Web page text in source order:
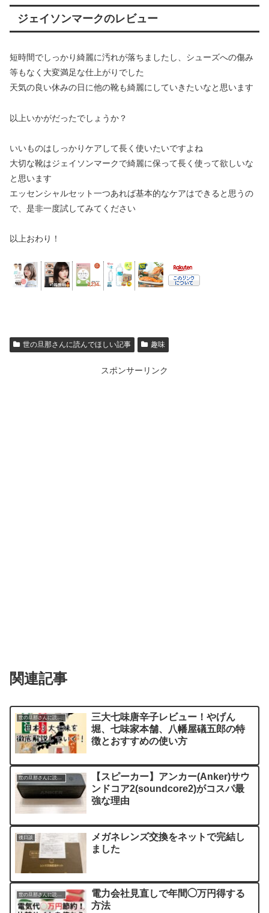
ジェイソンマークのレビュー
短時間でしっかり綺麗に汚れが落ちましたし、シューズへの傷み
等もなく大変満足な仕上がりでした
天気の良い休みの日に他の靴も綺麗にしていきたいなと思います
以上いかがだったでしょうか？
いいものはしっかりケアして長く使いたいですよね
大切な靴はジェイソンマークで綺麗に保って長く使って欲しいな
と思います
エッセンシャルセット一つあれば基本的なケアはできると思うの
で、是非一度試してみてください
以上おわり！
世の旦那さんに読んでほしい記事 趣味
スポンサーリンク
関連記事
世の旦那さんに読んでほしい記事
三大七味唐辛子レビュー！やげん
堀、七味家本舗、八幡屋礒五郎の特
徴とおすすめの使い方
世の旦那さんに読んでほしい記事
【スピーカー】アンカー(Anker)サウ
ンドコア2(soundcore2)がコスパ最
強な理由
後日談
メガネレンズ交換をネットで完結し
ました
世の旦那さんに読んでほしい記事
電力会社見直しで年間◯万円得する
方法